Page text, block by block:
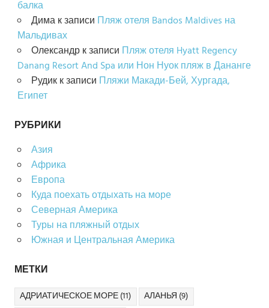
балка
Димак записи Пляж отеля Bandos Maldives на
Мальдивах
Олександрк записи Пляж отеля Hyatt Regency
Danang Resort And Spa или Нон Нуок пляж в Дананге
Рудикк записи Пляжи Макади-Бей, Хургада,
Египет
РУБРИКИ
Азия
Африка
Европа
Куда поехать отдыхать на море
Северная Америка
Туры на пляжный отдых
Южная и Центральная Америка
МЕТКИ
АДРИАТИЧЕСКОЕ МОРЕ(11) АЛАНЬЯ (9)